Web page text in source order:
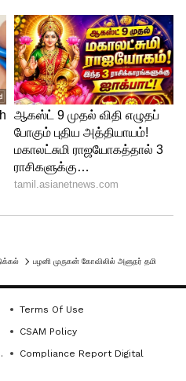
Terms Of Use
CSAM Policy
Compliance Report Digital